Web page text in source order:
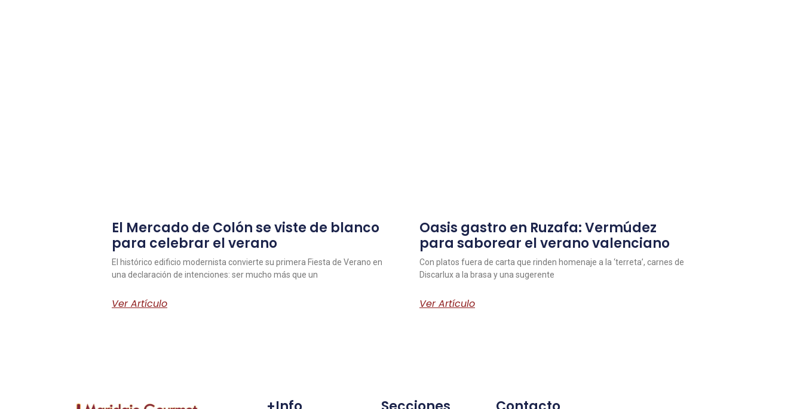
El Mercado de Colón se viste de blanco
para celebrar el verano
El histórico edificio modernista convierte su primera Fiesta de Verano en
una declaración de intenciones: ser mucho más que un
Ver Artículo
Oasis gastro en Ruzafa: Vermúdez
para saborear el verano valenciano
Con platos fuera de carta que rinden homenaje a la ‘terreta’, carnes de
Discarlux a la brasa y una sugerente
Ver Artículo